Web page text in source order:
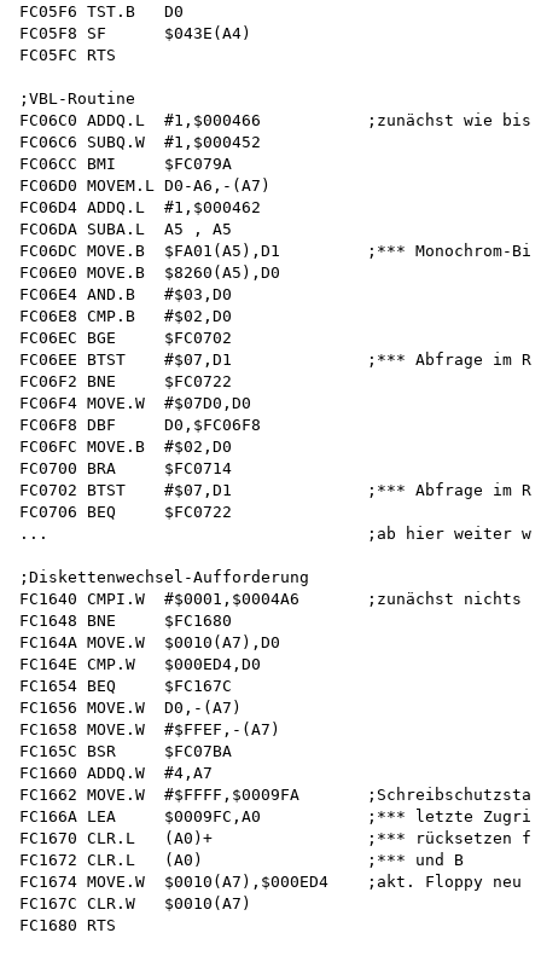
FC05F6 TST.B   D0
FC05F8 SF      $043E(A4)
FC05FC RTS
;VBL-Routine
FC06C0 ADDQ.L  #1,$000466           ;zunächst wie
FC06C6 SUBQ.W  #1,$000452
FC06CC BMI     $FC079A
FC06D0 MOVEM.L D0-A6,-(A7)
FC06D4 ADDQ.L  #1,$000462
FCO6DA SUBA.L  A5 , A5
FC06DC MOVE.B  $FA01(A5),D1         ;*** Monochrom-
FC06E0 MOVE.B  $8260(A5),D0
FC06E4 AND.B   #$03,D0
FC06E8 CMP.B   #$02,D0
FC06EC BGE     $FC0702
FC06EE BTST    #$07,D1              ;*** Abfrage
FC06F2 BNE     $FC0722
FC06F4 MOVE.W  #$07D0,D0
FC06F8 DBF     D0,$FC06F8
FC06FC MOVE.B  #$02,D0
FC0700 BRA     $FC0714
FC0702 BTST    #$07,D1              ;*** Abfrage
FC0706 BEQ     $FC0722
...                                 ;ab hier weiter wie
;Diskettenwechsel-Aufforderung
FC1640 CMPI.W  #$0001,$0004A6       ;zunächst nichts
FC1648 BNE     $FC1680
FC164A MOVE.W  $0010(A7),D0
FC164E CMP.W   $000ED4,D0
FC1654 BEQ     $FC167C
FC1656 MOVE.W  D0,-(A7)
FC1658 MOVE.W  #$FFEF,-(A7)
FC165C BSR     $FC07BA
FC1660 ADDQ.W  #4,A7
FC1662 MOVE.W  #$FFFF,$0009FA
FC166A LEA     $0009FC,A0           ;*** letzte
FC1670 CLR.L   (A0)+                ;*** rücksetzen
FC1672 CLR.L   (A0)                 ;*** und B
FC1674 MOVE.W  $0010(A7),$000ED4    ;akt. Floppy neu
FC167C CLR.W   $0010(A7)
FC1680 RTS